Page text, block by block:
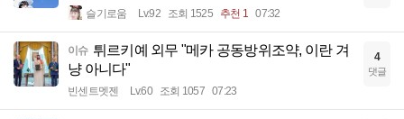
슬기로움 Lv.92 조회 1525 추천 1 07:32
이슈 튀르키예 외무 "메카 공동방위조약, 이란 겨
냥 아니다"
빈센트멧젠 Lv.60 조회 1057 07:23
4
댓글